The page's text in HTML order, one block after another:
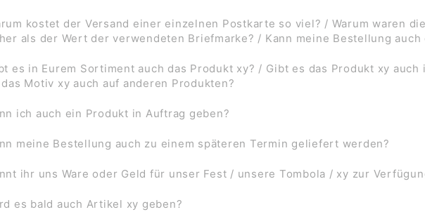
kostet der Versand einer einzelnen Postkarte so viel? / Warum waren
als der Wert der verwendeten Briefmarke? / Kann meine Bestellung
es in Eurem Sortiment auch das Produkt xy? / Gibt es das Produkt xy
Motiv xy auch auf anderen Produkten?
ich auch ein Produkt in Auftrag geben?
meine Bestellung auch zu einem späteren Termin geliefert werden?
ihr uns Ware oder Geld für unser Fest / unsere Tombola / xy zur
es bald auch Artikel xy geben?